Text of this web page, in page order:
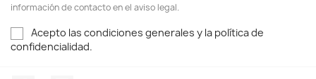
información de contacto en el aviso legal.
Acepto las condiciones generales y la política de
confidencialidad.